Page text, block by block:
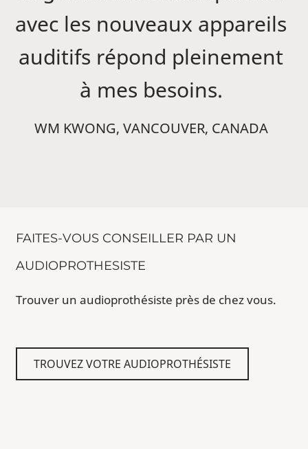
avec les nouveaux appareils
auditifs répond pleinement
à mes besoins.
WM KWONG, VANCOUVER, CANADA
FAITES-VOUS CONSEILLER PAR UN
AUDIOPROTHESISTE
Trouver un audioprothésiste près de chez vous.
TROUVEZ VOTRE AUDIOPROTHÉSISTE